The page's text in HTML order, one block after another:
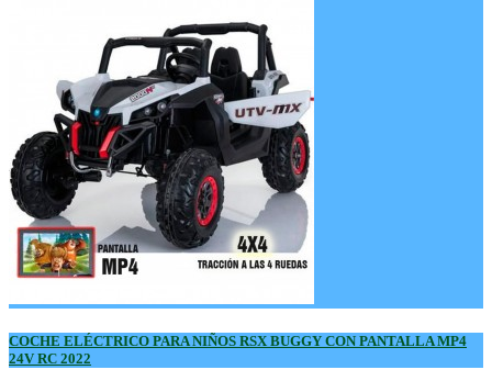
COCHE ELÉCTRICO PARA NIÑOS RSX BUGGY CON PANTALLA MP4
24V RC 2022